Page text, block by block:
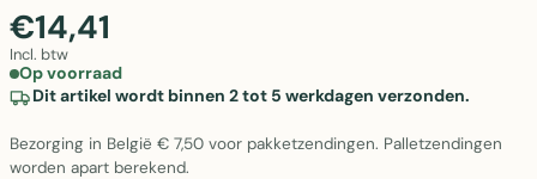
€14,41
Incl. btw
Op voorraad
Dit artikel wordt binnen 2 tot 5 werkdagen verzonden.
Bezorging in België € 7,50 voor pakketzendingen. Palletzendingen
worden apart berekend.